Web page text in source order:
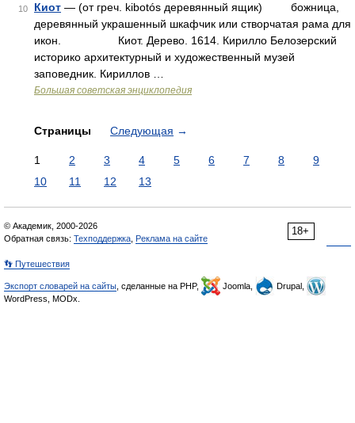
10 Киот — (от греч. kibotós деревянный ящик) божница,
деревянный украшенный шкафчик или створчатая рама для
икон. Киот. Дерево. 1614. Кирилло Белозерский
историко архитектурный и художественный музей
заповедник. Кириллов …
Большая советская энциклопедия
Страницы Следующая →
1 2 3 4 5 6 7 8
9
10
11 12 13
18+
© Академик, 2000-2026
Обратная связь: Техподдержка Реклама на сайте
👣 Путешествия
Экспорт словарей на сайты , сделанные на PHP, Joomla,
Drupal,
WordPress, MODx.